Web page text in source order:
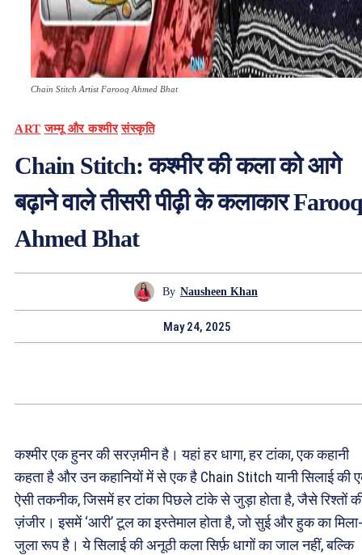
Chain Stitch Artist Farooq Ahmed Bhat
ART जम्मू और कश्मीर संस्कृति
Chain Stitch: कश्मीर की कला को आगे
बढ़ाने वाले तीसरी पीढ़ी के कलाकार Farooq
Ahmed Bhat
By Nausheen Khan
May 24, 2025
कश्मीर एक हुनर की सरज़मीन है। यहां हर धागा, हर टांका, एक कहानी
कहता है और उन कहानियों में से एक है Chain Stitch यानी सिलाई की
ऐसी तकनीक, जिसमें हर टांका पिछले टांके से जुड़ा होता है, जैसे रिश्तों
ज़ंजीर। इसमें ‘आरी’ टूल का इस्तेमाल होता है, जो सुई और हुक का मिला-
जुला रूप है। ये सिलाई की अनूठी कला सिर्फ़ धागों का जाल नहीं, बल्कि